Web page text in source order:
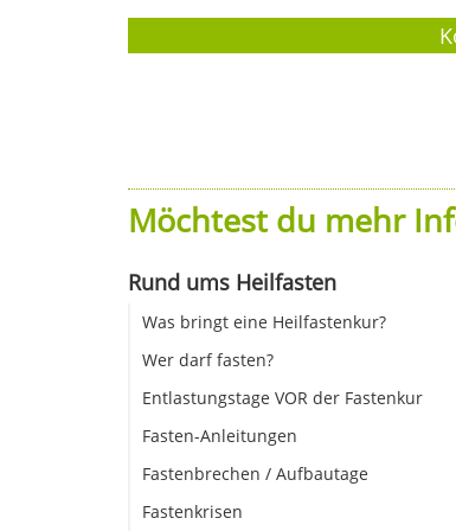
Möchtest du mehr
Rund ums Heilfasten
Was bringt eine Heilfastenkur?
Wer darf fasten?
Entlastungstage VOR der Fastenkur
Fasten-Anleitungen
Fastenbrechen / Aufbautage
Fastenkrisen